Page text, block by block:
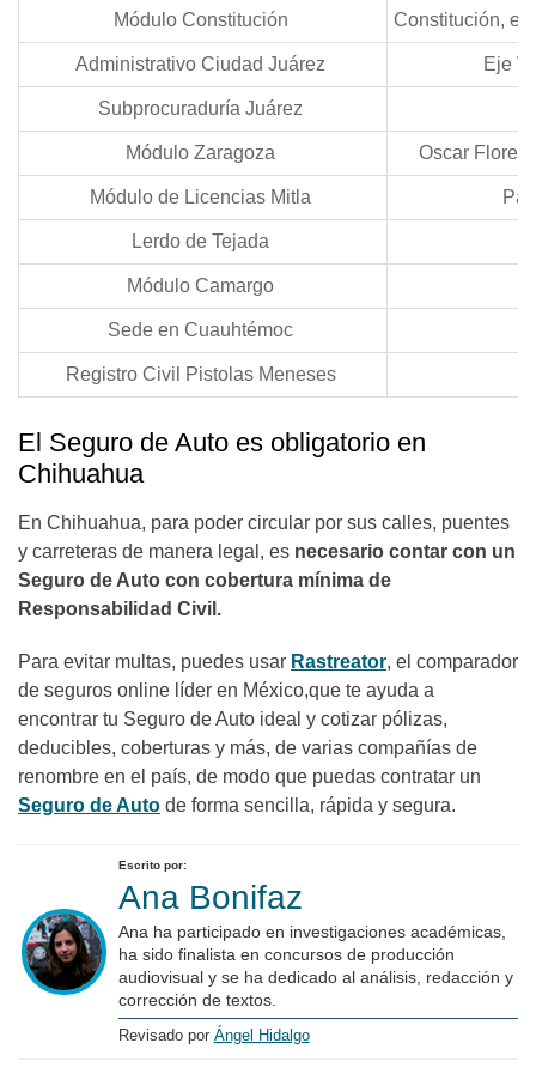
Módulo Constitución Constitución,
Administrativo Ciudad Juárez Eje
Subprocuraduría Juárez
Módulo Zaragoza Oscar
Módulo de Licencias Mitla
Lerdo de Tejada
Módulo Camargo
Sede en Cuauhtémoc
Registro Civil Pistolas Meneses
El Seguro de Auto es obligatorio en
Chihuahua
En Chihuahua, para poder circular por sus calles, puentes
y carreteras de manera legal, es necesario contar con un
Seguro de Auto con cobertura mínima de
Responsabilidad Civil.
Para evitar multas, puedes usar Rastreator, el comparador
de seguros online líder en México,que te ayuda a
encontrar tu Seguro de Auto ideal y cotizar pólizas,
deducibles, coberturas y más, de varias compañías de
renombre en el país, de modo que puedas contratar un
Seguro de Auto de forma sencilla, rápida y segura.
Escrito por:
Ana Bonifaz
Ana ha participado en investigaciones académicas,
ha sido finalista en concursos de producción
audiovisual y se ha dedicado al análisis, redacción y
corrección de textos.
Revisado por Ángel Hidalgo